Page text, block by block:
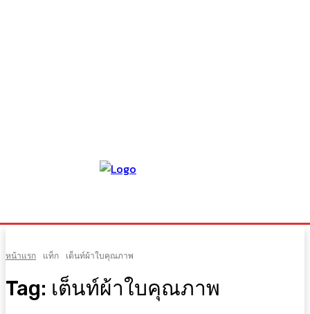
หน้าแรก แท็ก เต็นท์ผ้าใบคุณภาพ
Tag: เต็นท์ผ้าใบคุณภาพ